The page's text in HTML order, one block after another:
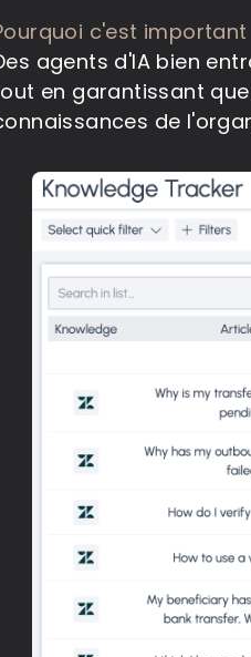
c'est important
agents d'IA bien
en garantissant
de